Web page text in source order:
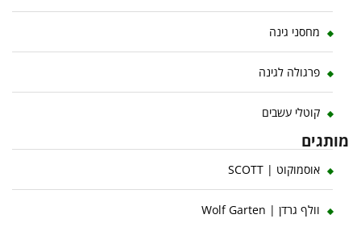
מחסני גינה
פרגולה לגינה
קוטלי עשבים
מותגים
אוסמוקוט | SCOTT
וולף גרדן | Wolf Garten